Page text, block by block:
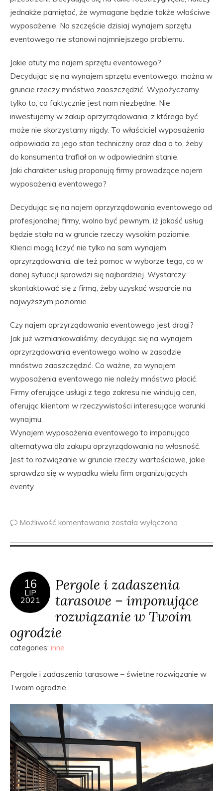
jednakże pamiętać, że wymagane będzie także właściwe
wyposażenie. Na szczęście dzisiaj wynajem sprzętu
eventowego nie stanowi najmniejszego problemu.
Jakie atuty ma najem sprzętu eventowego?
Decydując się na wynajem sprzętu eventowego, można w
gruncie rzeczy mnóstwo zaoszczędzić. Wypożyczamy
tylko to, co faktycznie jest nam niezbędne. Nie
inwestujemy w zakup oprzyrządowania, z którego być
może nie skorzystamy nigdy. To właściciel wyposażenia
odpowiada za jego stan techniczny oraz dba o to, żeby
do konsumenta trafiał on w odpowiednim stanie.
Jaki charakter usług proponują firmy prowadzące najem
wyposażenia eventowego?
Decydując się na najem oprzyrządowania eventowego od
profesjonalnej firmy, wolno być pewnym, iż jakość usług
będzie stała na w gruncie rzeczy wysokim poziomie.
Klienci mogą liczyć nie tylko na sam wynajem
oprzyrządowania, ale też pomoc w wyborze tego, co w
danej sytuacji sprawdzi się najbardziej. Wystarczy
skontaktować się z firmą, żeby uzyskać wsparcie na
najwyższym poziomie.
Czy najem oprzyrządowania eventowego jest drogi?
Jak już wzmiankowaliśmy, decydując się na wynajem
oprzyrządowania eventowego wolno w zasadzie
mnóstwo zaoszczędzić. Co ważne, za wynajem
wyposażenia eventowego nie należy mnóstwo płacić.
Firmy oferujące usługi z tego zakresu nie windują cen,
oferując klientom w rzeczywistości interesujące warunki
wynajmu.
Wynajem wyposażenia eventowego to imponująca
alternatywa dla zakupu oprzyrządowania na własność.
Jest to rozwiązanie w gruncie rzeczy wartościowe, jakie
sprawdza się w wypadku wielu firm organizujących
eventy.
Możliwość komentowania została wyłączona
16
LIP
2021
Pergole i zadaszenia
tarasowe – imponujące
rozwiązanie w Twoim
ogrodzie
categories: inne
Pergole i zadaszenia tarasowe – świetne rozwiązanie w
Twoim ogrodzie